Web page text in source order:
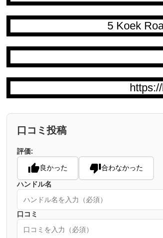
5 Koek
口コミ投稿
評価:
良かった 合わなかった
ハンドル名
口コミ